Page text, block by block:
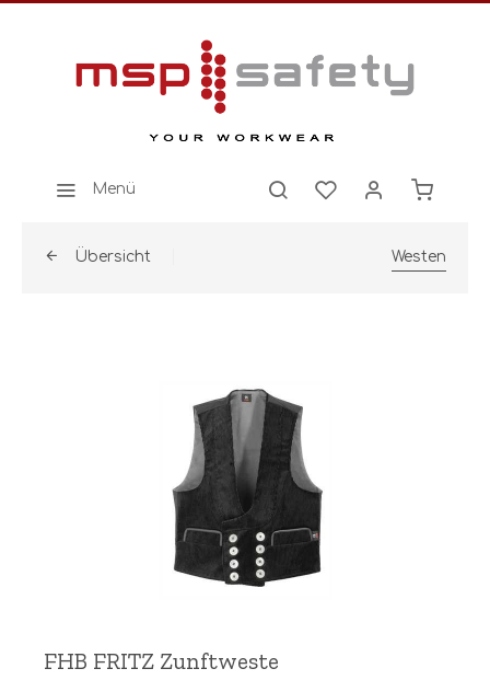
Menü
Übersicht Westen
FHB FRITZ Zunftweste